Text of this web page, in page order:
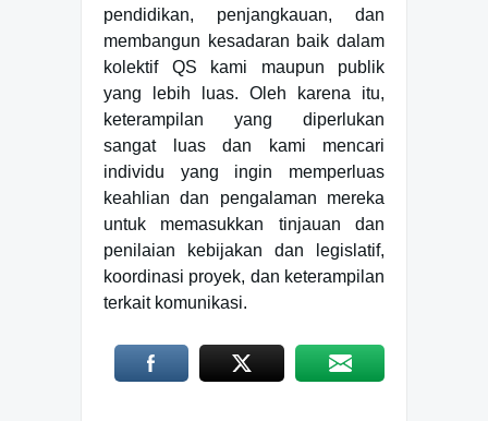
pendidikan, penjangkauan, dan
membangun kesadaran baik dalam
kolektif QS kami maupun publik
yang lebih luas. Oleh karena itu,
keterampilan yang diperlukan
sangat luas dan kami mencari
individu yang ingin memperluas
keahlian dan pengalaman mereka
untuk memasukkan tinjauan dan
penilaian kebijakan dan legislatif,
koordinasi proyek, dan keterampilan
terkait komunikasi.